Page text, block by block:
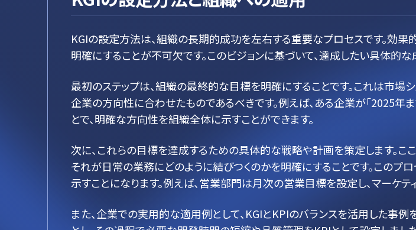
KGIの設定方法は、組織の長期的成功を左右する重要なプロセスです。効果
明確にすることが不可欠です。このビジョンに基づいて、達成したい具体的
最初のステップは、組織の最終的な目標を明確にすることです。これは市場
企業の方向性に合わせたものであるべきです。例えば、ある企業が「2025
とで、明確な方向性を組織全体に示すことができます。
次に、これらの目標を達成するための具体的な戦略や計画を策定します。こ
それが日常の業務にどのように結びつくのかを明確にすることです。この
示すことになります。例えば、営業部門は月次の営業目標を設定し、マーケ
また、企業での実用的な適用例として、KGIとKPIのバランスを活用した事